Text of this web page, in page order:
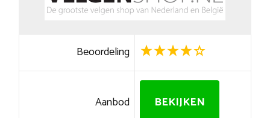
Beoordeling
Aanbod BEKIJKEN